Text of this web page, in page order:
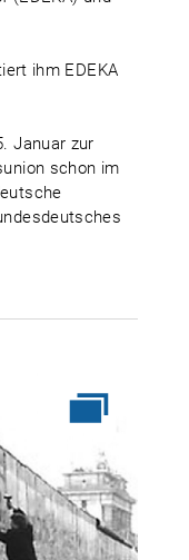
ihm EDEKA
Januar zur
schon im